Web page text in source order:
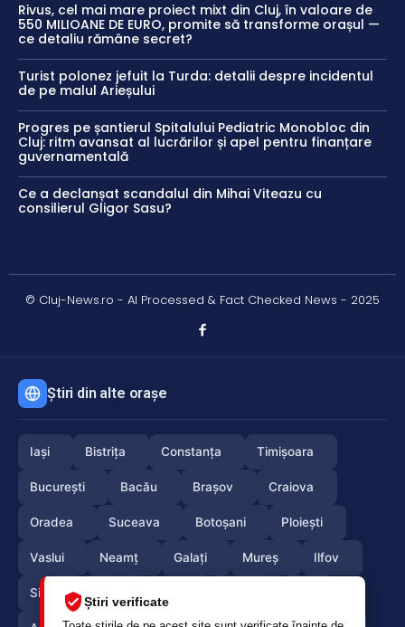
Știri verificate
Rivus, cel mai mare proiect mixt din Cluj, în valoare de
550 MILIOANE DE EURO, promite să transforme orașul —
ce detaliu rămâne secret?
Turist polonez jefuit la Turda: detalii despre incidentul
de pe malul Arieșului
Progres pe șantierul Spitalului Pediatric Monobloc din
Cluj: ritm avansat al lucrărilor și apel pentru finanțare
guvernamentală
Ce a declanșat scandalul din Mihai Viteazu cu
consilierul Gligor Sasu?
© Cluj-News.ro - AI Processed & Fact Checked News - 2025
Știri din alte orașe
Iași Bistrița Constanța Timișoara
București Bacău Brașov Craiova
Oradea Suceava Botoșani Ploiești
Vaslui Neamț Galați Mureș Ilfov
Sibiu